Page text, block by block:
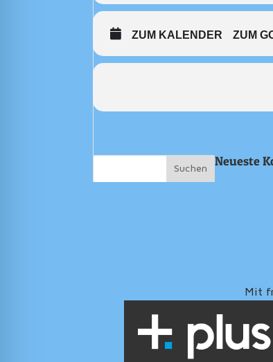
ZUM KALENDER ZUM
Neueste
Mit